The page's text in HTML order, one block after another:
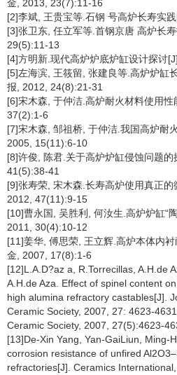
金, 2013, 23(7):11-16
[2]李斌, 王贵宝等.石钢 号高炉长寿实
[3]张卫东, 任立军等.首钢京唐 高炉长
29(5):11-13
[4]方明新.现代高炉炉底炉缸设计探讨
[5]左海滨, 王筱留, 张建良等.高炉炉缸
报, 2012, 24(8):21-31
[6]宋木森, 于仲洁.高炉耐火材料使用性
37(2):1-6
[7]宋木森, 邹祖桥, 于仲洁.我国高炉耐
2005, 15(11):6-10
[8]许俊, 陈君.关于高炉炉缸侵蚀问题的
41(5):38-41
[9]张寿荣, 宋木森.长寿高炉使用真正的
2012, 47(11):9-15
[10]曹永国, 吴胜利, 何汝生.高炉炉缸“
2011, 30(4):10-12
[11]姜华, 傅思荣, 王立辉.高炉本体内
金, 2007, 17(8):1-6
[12]L.A.D?az a, R.Torrecillas, A.H.de
A.H.de Aza. Effect of spinel content
high alumina refractory castables[J].
Ceramic Society, 2007, 27: 4623-
Ceramic Society, 2007, 27(5):4623-
[13]De-Xin Yang, Yan-GaiLiun, Ming-
corrosion resistance of unfired
refractories[J]. Ceramics